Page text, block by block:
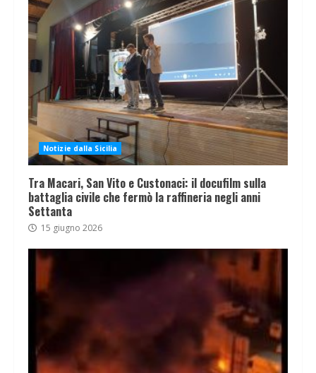
Notizie dalla Sicilia
Tra Macari, San Vito e Custonaci: il docufilm sulla
battaglia civile che fermò la raffineria negli anni
Settanta
15 giugno 2026